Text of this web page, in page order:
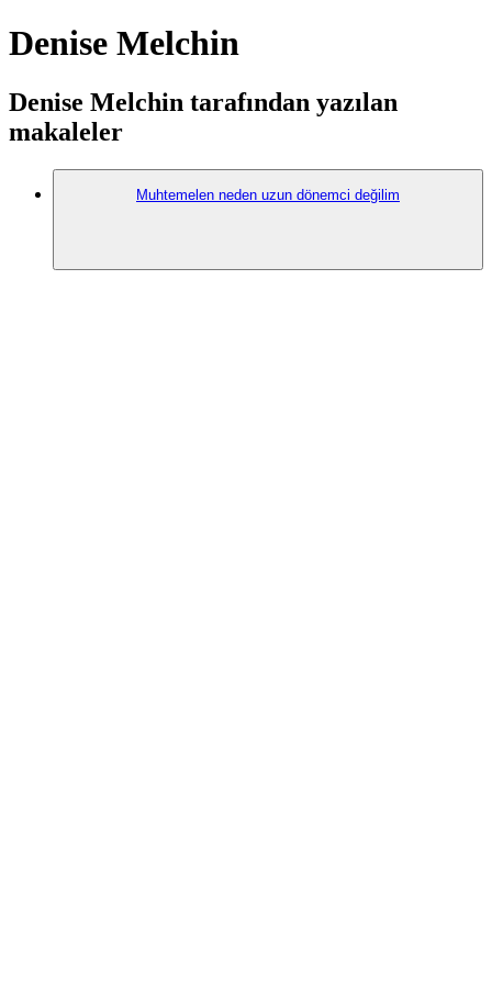
Denise Melchin
Denise Melchin tarafından yazılan
makaleler
Muhtemelen neden uzun dönemci değilim